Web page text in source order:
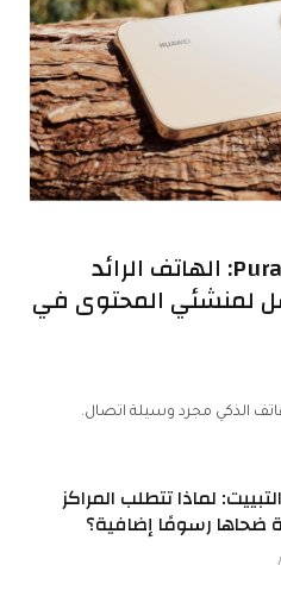
هواوي Pura 90s Pro Max: الهاتف الرائد
ميجا بكسل لمنشئي المحتوى في
الذكي مجرد وسيلة اتصال.
لماذا تتطلب المراكز
ضحاها رسومًا إضافية؟